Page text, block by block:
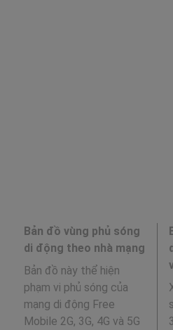
Bản đồ vùng phủ sóng
di động theo nhà mạng
Bản đồ này thể hiện
phạm vi phủ sóng của
mạng di động Free
Mobile 2G, 3G, 4G và 5G